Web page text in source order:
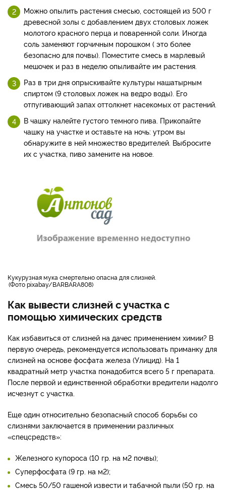
Можно опылить растения смесью, состоящей из 500 г
древесной золы с добавлением двух столовых ложек
молотого красного перца и поваренной соли. Иногда
соль заменяют горчичным порошком ( это более
безопасно для почвы). Поместите смесь в марлевый
мешочек и раз в неделю опыливайте им растения.
Раз в три дня опрыскивайте культуры нашатырным
спиртом (9 столовых ложек на ведро воды). Его
отпугивающий запах оттолкнет насекомых от растений.
В чашку налейте густого темного пива. Прикопайте
чашку на участке и оставьте на ночь: утром вы
обнаружите в ней множество вредителей. Выбросите
их с участка, пиво замените на новое.
кукурузная мука смертельно опасна для слизней.
Фото pixabay/BARBARA808
Как вывести слизней с участка с
помощью химических средств
Как избавиться от слизней на дачес применением химии? В
первую очередь, рекомендуется использовать приманку для
слизней на основе фосфата железа (Улицид). На 1
квадратный метр участка понадобится всего 5 г препарата.
После первой и единственной обработки вредители надолго
исчезнут с участка.
Еще один относительно безопасный способ борьбы со
слизнями заключается в применении различных
«спецсредств»:
Железного купороса (10 гр. на м2 почвы);
Суперфосфата (9 гр. на м2);
Смесь 50/50 гашеной извести и табачной пыли (50 гр. на